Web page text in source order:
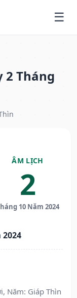
2 Tháng
ÂM LỊCH
2
10 Năm 2024
Năm: Giáp Thìn